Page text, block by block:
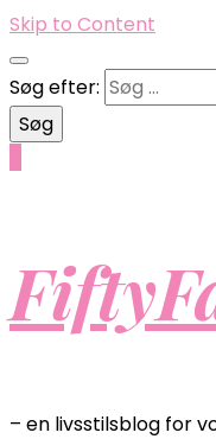
Skip to Content
Søg efter:
– en livsstilsblog for